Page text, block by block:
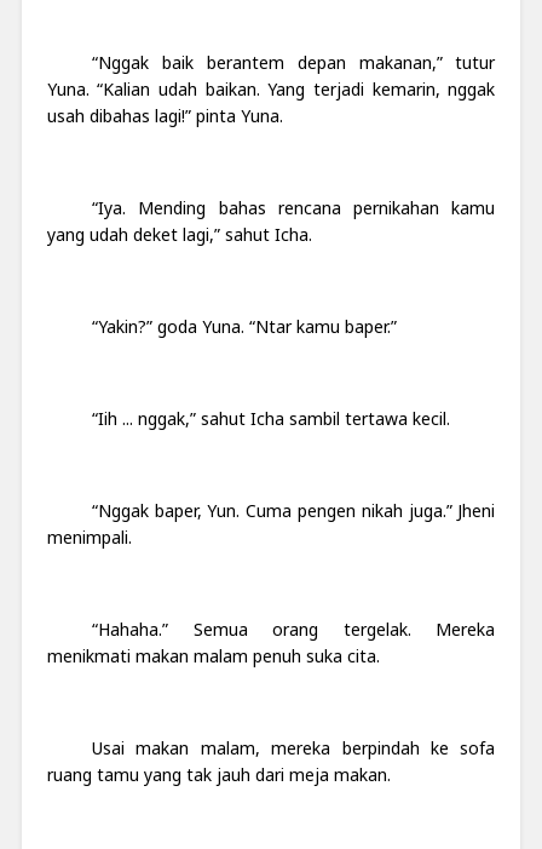
“Nggak baik berantem depan makanan,” tutur
Yuna. “Kalian udah baikan. Yang terjadi kemarin, nggak
usah dibahas lagi!” pinta Yuna.
“Iya. Mending bahas rencana pernikahan kamu
yang udah deket lagi,” sahut Icha.
“Yakin?” goda Yuna. “Ntar kamu baper.”
“Iih ... nggak,” sahut Icha sambil tertawa kecil.
“Nggak baper, Yun. Cuma pengen nikah juga.” Jheni
menimpali.
“Hahaha.” Semua orang tergelak. Mereka
menikmati makan malam penuh suka cita.
Usai makan malam, mereka berpindah ke sofa
ruang tamu yang tak jauh dari meja makan.